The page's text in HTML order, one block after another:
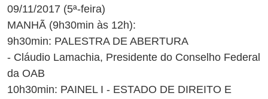
09/11/2017 (5ª-feira)
MANHÃ (9h30min às 12h):
9h30min: PALESTRA DE ABERTURA
- Cláudio Lamachia, Presidente do Conselho Federal
da OAB
10h30min: PAINEL I - ESTADO DE DIREITO E